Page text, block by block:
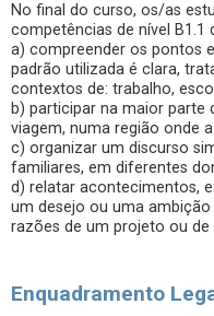
No final do curso, os/as
competências de nível B1.1
a) compreender os pontos
padrão utilizada é clara,
contextos de: trabalho,
b) participar na maior
viagem, numa região onde
c) organizar um discurso
familiares, em diferentes
d) relatar acontecimentos,
um desejo ou uma
razões de um projeto ou de
Enquadramento